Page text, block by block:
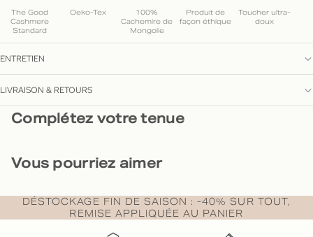
The Good
Cashmere
Standard
Oeko-Tex
100%
Cachemire de
Mongolie
Produit de
façon éthique
Toucher ultra-
doux
ENTRETIEN
LIVRAISON & RETOURS
Complétez votre tenue
Vous pourriez aimer
DÉSTOCKAGE FIN DE SAISON : -40% SUR TOUT,
REMISE APPLIQUÉE AU PANIER